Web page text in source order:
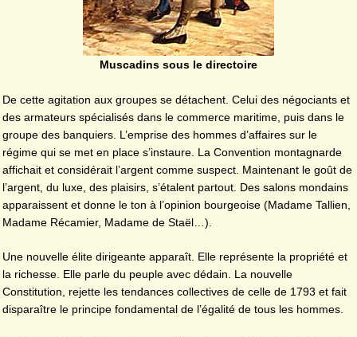
Muscadins sous le directoire
De cette agitation aux groupes se détachent. Celui des négociants et
des armateurs spécialisés dans le commerce maritime, puis dans le
groupe des banquiers. L’emprise des hommes d’affaires sur le
régime qui se met en place s’instaure. La Convention montagnarde
affichait et considérait l’argent comme suspect. Maintenant le goût de
l’argent, du luxe, des plaisirs, s’étalent partout. Des salons mondains
apparaissent et donne le ton à l’opinion bourgeoise (Madame Tallien,
Madame Récamier, Madame de Staël…).
Une nouvelle élite dirigeante apparaît. Elle représente la propriété et
la richesse. Elle parle du peuple avec dédain. La nouvelle
Constitution, rejette les tendances collectives de celle de 1793 et fait
disparaître le principe fondamental de l’égalité de tous les hommes.